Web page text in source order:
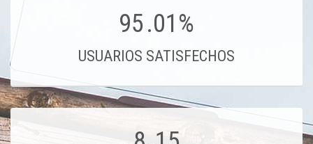
95.01%
USUARIOS SATISFECHOS